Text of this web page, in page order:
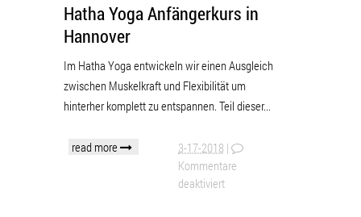
Hatha Yoga Anfängerkurs in
Hannover
Im Hatha Yoga entwickeln wir einen Ausgleich
zwischen Muskelkraft und Flexibilität um
hinterher komplett zu entspannen. Teil dieser...
read more 3-17-2018 |
Kommentare
deaktiviert